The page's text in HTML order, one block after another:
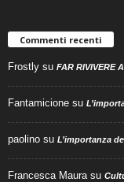
Commenti recenti
Frostly su FAR RIVIVERE
Fantamicione su
paolino su L’importanza
Francesca Maura su